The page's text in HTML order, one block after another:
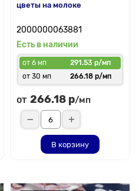
цветы на молоке
2000000063881
Есть в наличии
от 6 мп
291.53 р/мп
от 30 мп
266.18 р/мп
от 266.18 р/мп
В корзину